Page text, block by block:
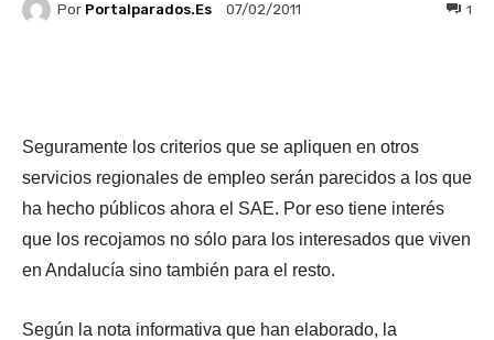
Por Portalparados.es 07/02/2011 1
Seguramente los criterios que se apliquen en otros
servicios regionales de empleo serán parecidos a los que
ha hecho públicos ahora el SAE. Por eso tiene interés
que los recojamos no sólo para los interesados que viven
en Andalucía sino también para el resto.
Según la nota informativa que han elaborado, la